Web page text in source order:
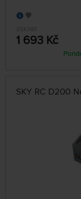
3SK1181
1 693 Kč
SKY RC D200